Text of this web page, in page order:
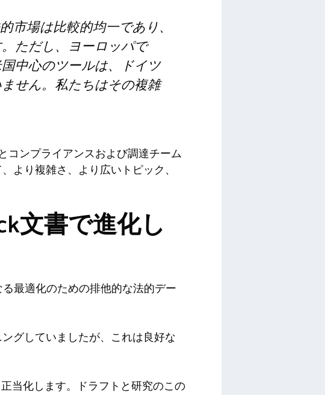
場は比較的均一であり、
ただし、ヨーロッパで
中心のツールは、ドイツ
せん。私たちはその複雑
コンプライアンスおよび調達チーム
より複雑さ、より広いトピック、
文書で進化し
最適化のための排他的な法的デー
グしていましたが、これは良好な
当化します。ドラフトと研究のこの